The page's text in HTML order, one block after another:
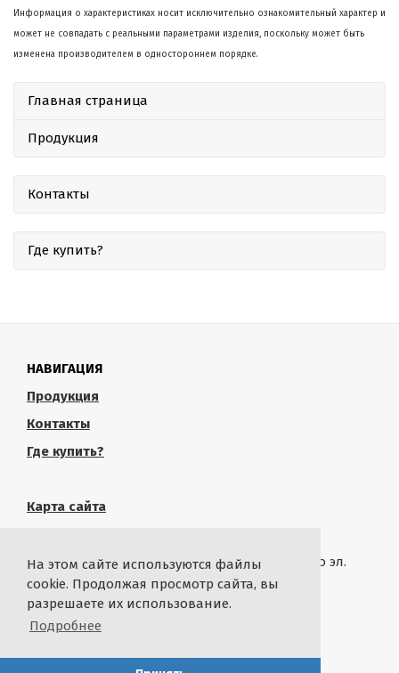
На этом сайте используются файлы
cookie. Продолжая просмотр сайта, вы
разрешаете их использование.
Подробнее
Информация о характеристиках носит исключительно ознакомительный характер и
может не совпадать с реальными параметрами изделия, поскольку может быть
изменена производителем в одностороннем порядке.
Главная страница
Продукция
Контакты
Где купить?
НАВИГАЦИЯ
Продукция
Контакты
Где купить?
Карта сайта
Связаться с администрацией сайта можно по эл.
почте rustropy.ru@ya.ru
СТАТИСТИКА